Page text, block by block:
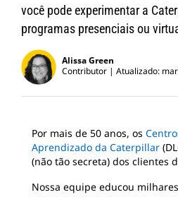
você pode experimentar a
programas presenciais ou
Alissa Green
Contributor
Atualizado:
Por mais de 50 anos, os
Aprendizado da Caterpillar
(não tão secreta) dos clientes
Nossa equipe educou